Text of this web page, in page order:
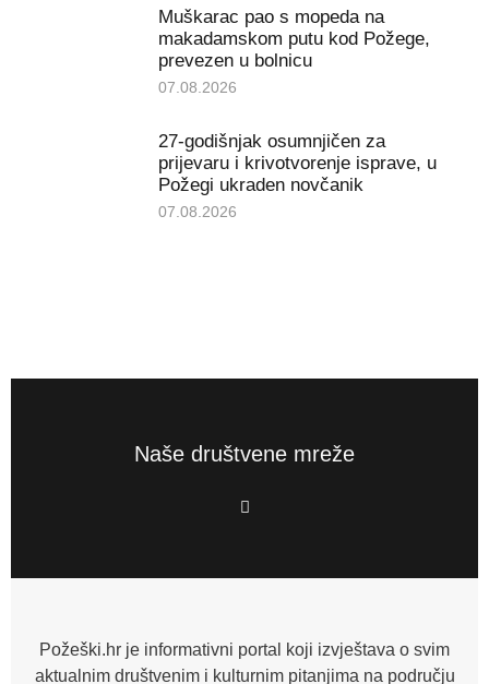
Muškarac pao s mopeda na
makadamskom putu kod Požege,
prevezen u bolnicu
07.08.2026
27-godišnjak osumnjičen za
prijevaru i krivotvorenje isprave, u
Požegi ukraden novčanik
07.08.2026
Naše društvene mreže
F
a
o
f
Požeški.hr je informativni portal koji izvještava o svim
aktualnim društvenim i kulturnim pitanjima na području